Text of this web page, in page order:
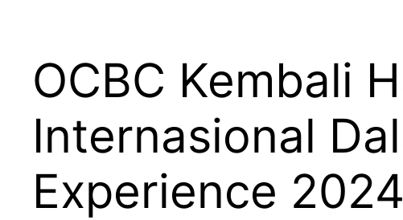
OCBC Kembali
Internasional
Experience